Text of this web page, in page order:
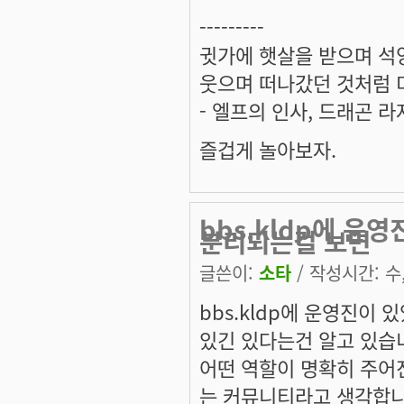
---------
귓가에 햇살을 받으며
웃으며 떠나갔던 것처럼
- 엘프의 인사, 드래곤 라
즐겁게 놀아보자.
bbs.kldp에 운영
분리되는걸 보면
글쓴이: 소타 / 작성시간:
bbs.kldp에 운영진이 있
있긴 있다는건 알고 있습
어떤 역할이 명확히 주
는 커뮤니티라고 생각합